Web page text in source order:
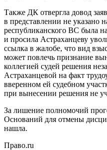
Также ДК отвергла довод
в представлении не указано
республиканского ВС была
и просила Астраханцеву
ссылка в жалобе, что вид
может повлечь признание
коллегией судей решения
Астраханцевой на факт
вверенном ей судебном
при вынесении решения не
За лишение полномочий
Оснований для отмены
нашла.
Право.ru